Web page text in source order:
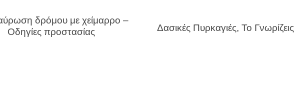
δρόμου με χείμαρρο –
Οδηγίες προστασίας
Δασικές Πυρκαγιές, Το Γνωρίζεις